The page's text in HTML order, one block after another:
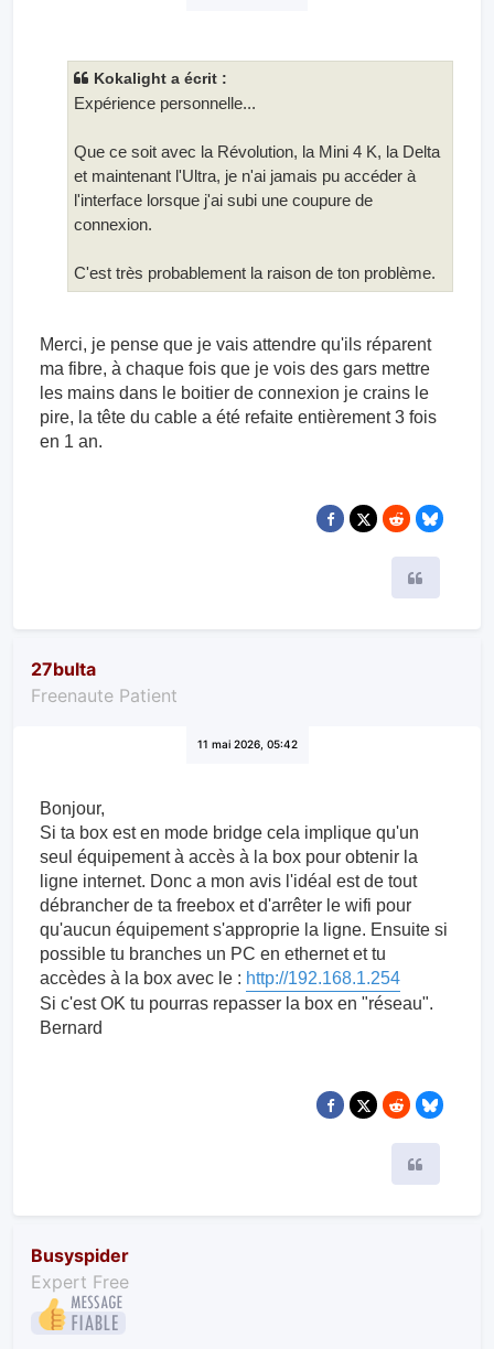
Kokalight a écrit :
Que ce soit avec la Révolution, la Mini 4 K, la Delta
et maintenant l'Ultra, je n'ai jamais pu accéder à
l'interface lorsque j'ai subi une coupure de
Merci, je pense que je vais attendre qu'ils réparent
ma fibre, à chaque fois que je vois des gars mettre
les mains dans le boitier de connexion je crains le
pire, la tête du cable a été refaite entièrement 3 fois
27bulta
Bonjour,
Si ta box est en mode bridge cela implique qu'un
seul équipement à accès à la box pour obtenir la
ligne internet. Donc a mon avis l'idéal est de tout
débrancher de ta freebox et d'arrêter le wifi pour
qu'aucun équipement s'approprie la ligne. Ensuite si
possible tu branches un PC en ethernet et tu
accèdes à la box avec le :http://192.168.1.254
Si c'est OK tu pourras repasser la box en "réseau".
Busyspider
Expert Free